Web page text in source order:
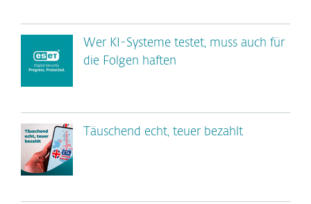
Wer KI-Systeme testet, muss auch für
die Folgen haften
Täuschend echt, teuer bezahlt